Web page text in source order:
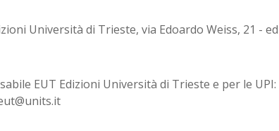
Università di Trieste, via Edoardo Weiss, 21 -
EUT Edizioni Università di Trieste e per le